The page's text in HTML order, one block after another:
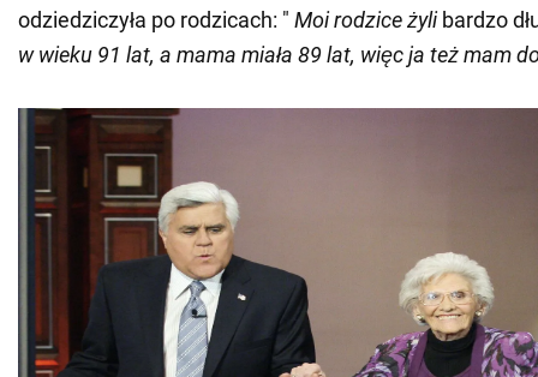
odziedziczyła po rodzicach: " Moi rodzice żylibardzo
w wieku 91 lat, a mama miała 89 lat, więc ja też mam